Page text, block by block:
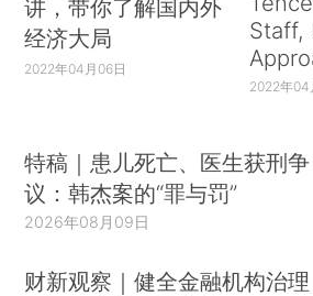
讲，带你了解国内外
经济大局
2022年04月06日
Staff,
2022年04
特稿｜患儿死亡、医生获刑争
议：韩杰案的“罪与罚”
2026年08月09日
财新观察｜健全金融机构治理